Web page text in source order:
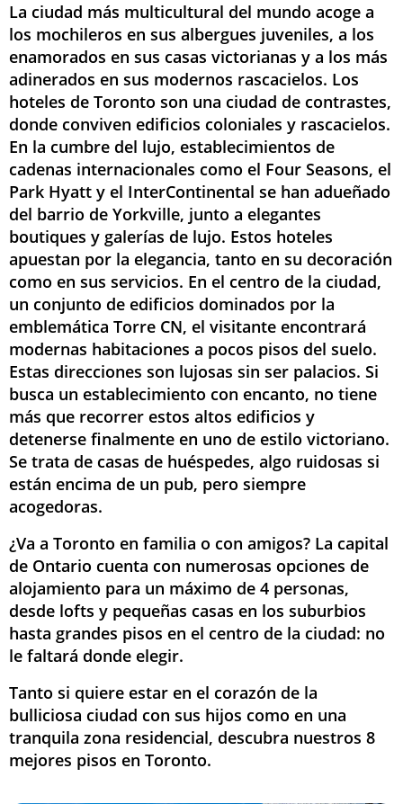
La ciudad más multicultural del mundo acoge a
los mochileros en sus albergues juveniles, a los
enamorados en sus casas victorianas y a los más
adinerados en sus modernos rascacielos. Los
hoteles de Toronto son una ciudad de contrastes,
donde conviven edificios coloniales y rascacielos.
En la cumbre del lujo, establecimientos de
cadenas internacionales como el Four Seasons, el
Park Hyatt y el InterContinental se han adueñado
del barrio de Yorkville, junto a elegantes
boutiques y galerías de lujo. Estos hoteles
apuestan por la elegancia, tanto en su decoración
como en sus servicios. En el centro de la ciudad,
un conjunto de edificios dominados por la
emblemática Torre CN, el visitante encontrará
modernas habitaciones a pocos pisos del suelo.
Estas direcciones son lujosas sin ser palacios. Si
busca un establecimiento con encanto, no tiene
más que recorrer estos altos edificios y
detenerse finalmente en uno de estilo victoriano.
Se trata de casas de huéspedes, algo ruidosas si
están encima de un pub, pero siempre
acogedoras.
¿Va a Toronto en familia o con amigos? La capital
de Ontario cuenta con numerosas opciones de
alojamiento para un máximo de 4 personas,
desde lofts y pequeñas casas en los suburbios
hasta grandes pisos en el centro de la ciudad: no
le faltará donde elegir.
Tanto si quiere estar en el corazón de la
bulliciosa ciudad con sus hijos como en una
tranquila zona residencial, descubra nuestros 8
mejores pisos en Toronto.